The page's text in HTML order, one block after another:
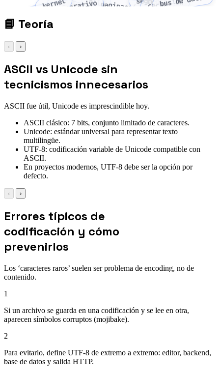
sistema operativo
kernelproceso hilopaginación caché
📘 Teoría
‹ ›
ASCII vs Unicode sin
tecnicismos innecesarios
ASCII fue útil, Unicode es imprescindible hoy.
ASCII clásico: 7 bits, conjunto limitado de caracteres.
Unicode: estándar universal para representar texto
multilingüe.
UTF-8: codificación variable de Unicode compatible con
ASCII.
En proyectos modernos, UTF-8 debe ser la opción por
defecto.
‹ ›
Errores típicos de
codificación y cómo
prevenirlos
Los ‘caracteres raros’ suelen ser problema de encoding, no de
contenido.
1
Si un archivo se guarda en una codificación y se lee en otra,
aparecen símbolos corruptos (mojibake).
2
Para evitarlo, define UTF-8 de extremo a extremo: editor, backend,
base de datos y salida HTTP.